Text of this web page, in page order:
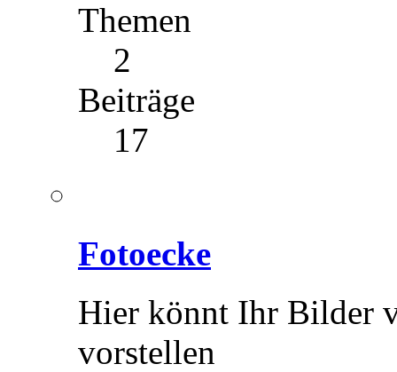
Themen
2
Beiträge
17
Fotoecke
Hier könnt Ihr Bilder
vorstellen